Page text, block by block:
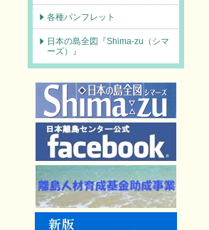
各種パンフレット
日本の島全図『Shima-zu（シマ
ーズ）』